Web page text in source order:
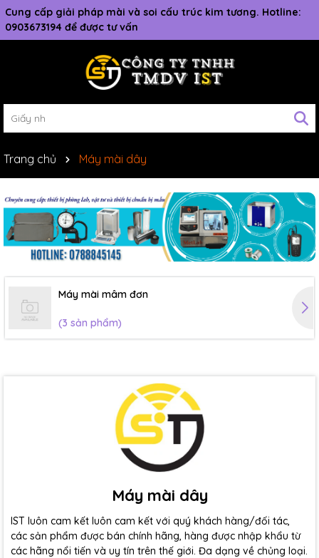
Cung cấp giải pháp mài và soi cấu trúc kim tương. Hotline:
0903673194 để được tư vấn
Trang chủ Máy mài dây
Máy mài mâm đơn
(3 sản phẩm)
Máy mài dây
IST luôn cam kết luôn cam kết với quý khách hàng/đối tác,
các sản phẩm được bán chính hãng, hàng được nhập khẩu từ
các hãng nổi tiến và uy tín trên thế giới. Đa dạng về chủng loại.